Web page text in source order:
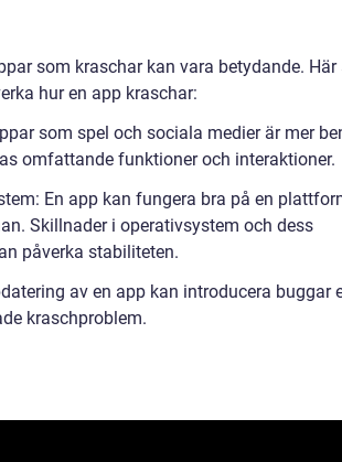
som kraschar kan vara betydande. Här
hur en app kraschar:
som spel och sociala medier är mer
omfattande funktioner och interaktioner.
En app kan fungera bra på en
Skillnader i operativsystem och dess
påverka stabiliteten.
av en app kan introducera buggar
kraschproblem.